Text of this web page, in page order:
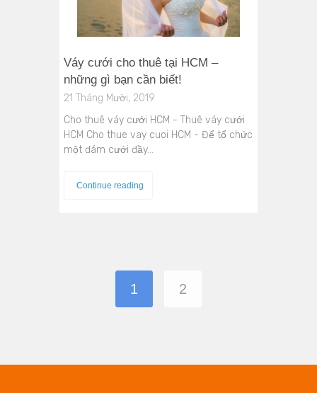
Váy cưới cho thuê tại HCM –
những gì bạn cần biết!
21 Tháng Mười, 2019
Cho thuê váy cưới HCM - Thuê váy cưới
HCM Cho thue vay cuoi HCM - Để tổ chức
một đám cưới đầy…
Continue reading
1 2